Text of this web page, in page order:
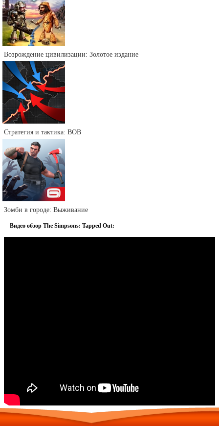
Возрождение цивилизации: Золотое издание
Стратегия и тактика: ВОВ
Зомби в городе: Выживание
Видео обзор The Simpsons: Tapped Out: